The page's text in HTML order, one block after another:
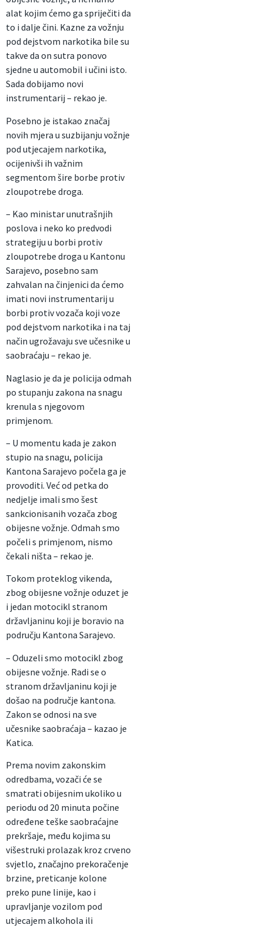
alat kojim ćemo ga spriječiti da
to i dalje čini. Kazne za vožnju
pod dejstvom narkotika bile su
takve da on sutra ponovo
sjedne u automobil i učini isto.
Sada dobijamo novi
instrumentarij – rekao je.
Posebno je istakao značaj
novih mjera u suzbijanju vožnje
pod utjecajem narkotika,
ocijenivši ih važnim
segmentom šire borbe protiv
zloupotrebe droga.
– Kao ministar unutrašnjih
poslova i neko ko predvodi
strategiju u borbi protiv
zloupotrebe droga u Kantonu
Sarajevo, posebno sam
zahvalan na činjenici da ćemo
imati novi instrumentarij u
borbi protiv vozača koji voze
pod dejstvom narkotika i na taj
način ugrožavaju sve učesnike u
saobraćaju – rekao je.
Naglasio je da je policija odmah
po stupanju zakona na snagu
krenula s njegovom
primjenom.
– U momentu kada je zakon
stupio na snagu, policija
Kantona Sarajevo počela ga je
provoditi. Već od petka do
nedjelje imali smo šest
sankcionisanih vozača zbog
obijesne vožnje. Odmah smo
počeli s primjenom, nismo
čekali ništa – rekao je.
Tokom proteklog vikenda,
zbog obijesne vožnje oduzet je
i jedan motocikl stranom
državljaninu koji je boravio na
području Kantona Sarajevo.
– Oduzeli smo motocikl zbog
obijesne vožnje. Radi se o
stranom državljaninu koji je
došao na područje kantona.
Zakon se odnosi na sve
učesnike saobraćaja – kazao je
Katica.
Prema novim zakonskim
odredbama, vozači će se
smatrati obijesnim ukoliko u
periodu od 20 minuta počine
određene teške saobraćajne
prekršaje, među kojima su
višestruki prolazak kroz crveno
svjetlo, značajno prekoračenje
brzine, preticanje kolone
preko pune linije, kao i
upravljanje vozilom pod
utjecajem alkohola ili